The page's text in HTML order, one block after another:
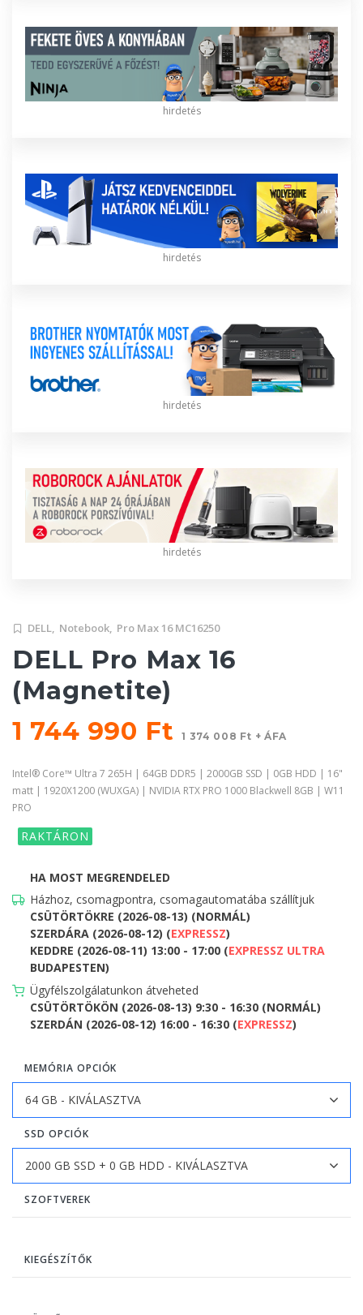
hirdetés
hirdetés
hirdetés
hirdetés
DELL, Notebook, Pro Max 16 MC16250
DELL Pro Max 16
(Magnetite)
1 744 990 Ft1 374 008 Ft + ÁFA
Intel® Core™ Ultra 7 265H | 64GB DDR5 | 2000GB SSD | 0GB HDD | 16"
matt | 1920X1200 (WUXGA) | NVIDIA RTX PRO 1000 Blackwell 8GB | W11
PRO
RAKTÁRON
HA MOST MEGRENDELED
Házhoz, csomagpontra, csomagautomatába szállítjuk
CSÜTÖRTÖKRE (2026-08-13) (NORMÁL)
SZERDÁRA (2026-08-12) (EXPRESSZ)
KEDDRE (2026-08-11) 13:00 - 17:00 (EXPRESSZ ULTRA
BUDAPESTEN)
Ügyfélszolgálatunkon átveheted
CSÜTÖRTÖKÖN (2026-08-13) 9:30 - 16:30 (NORMÁL)
SZERDÁN (2026-08-12) 16:00 - 16:30 (EXPRESSZ)
MEMÓRIA OPCIÓK
SSD OPCIÓK
SZOFTVEREK
KIEGÉSZÍTŐK